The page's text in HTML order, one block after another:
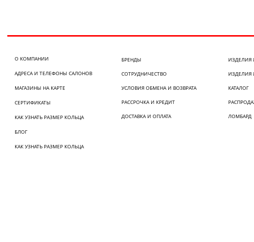
О КОМПАНИИ
АДРЕСА И ТЕЛЕФОНЫ САЛОНОВ
МАГАЗИНЫ НА КАРТЕ
СЕРТИФИКАТЫ
КАК УЗНАТЬ РАЗМЕР КОЛЬЦА
БЛОГ
КАК УЗНАТЬ РАЗМЕР КОЛЬЦА
БРЕНДЫ
СОТРУДНИЧЕСТВО
УСЛОВИЯ ОБМЕНА И ВОЗВРАТА
РАССРОЧКА И КРЕДИТ
ДОСТАВКА И ОПЛАТА
ИЗДЕЛИЯ
ИЗДЕЛИЯ
КАТАЛОГ
ЛОМБАРД